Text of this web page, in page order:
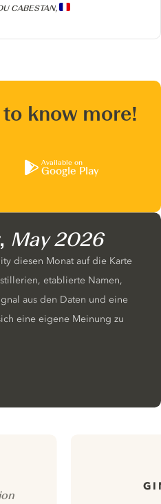
CABESTAN,
know more!
Available on
Google Play
May 2026
diesen Monat auf die Karte
etablierte Namen,
aus den Daten und eine
eine eigene Meinung zu